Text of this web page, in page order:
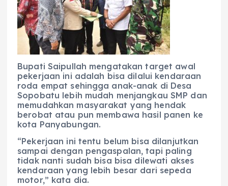
Bupati Saipullah mengatakan target awal
pekerjaan ini adalah bisa dilalui kendaraan
roda empat sehingga anak-anak di Desa
Sopobatu lebih mudah menjangkau SMP dan
memudahkan masyarakat yang hendak
berobat atau pun membawa hasil panen ke
kota Panyabungan.
“Pekerjaan ini tentu belum bisa dilanjutkan
sampai dengan pengaspalan, tapi paling
tidak nanti sudah bisa bisa dilewati akses
kendaraan yang lebih besar dari sepeda
motor,” kata dia.